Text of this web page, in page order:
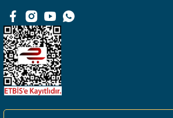
Bu ürüne benzer farklı alternatifler olmalı.